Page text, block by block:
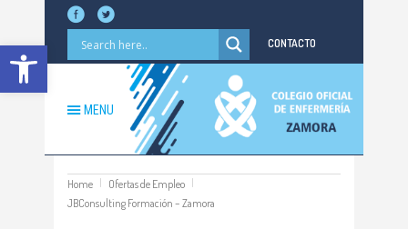
Abrir barra de herramientas CONTACTO
MENU
Home
Ofertas de Empleo
JBConsulting Formación – Zamora